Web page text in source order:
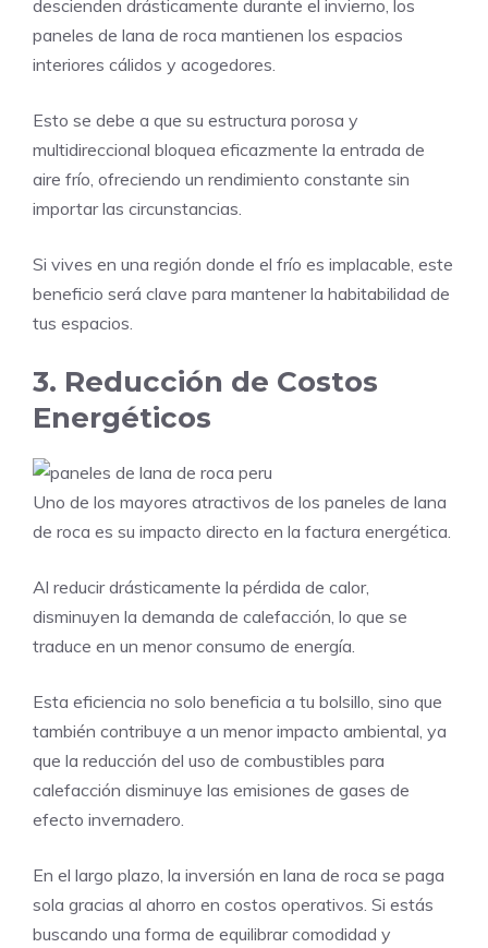
descienden drásticamente durante el invierno, los
paneles de lana de roca mantienen los espacios
interiores cálidos y acogedores.
Esto se debe a que su estructura porosa y
multidireccional bloquea eficazmente la entrada de
aire frío, ofreciendo un rendimiento constante sin
importar las circunstancias.
Si vives en una región donde el frío es implacable, este
beneficio será clave para mantener la habitabilidad de
tus espacios.
3. Reducción de Costos
Energéticos
Uno de los mayores atractivos de los paneles de lana
de roca es su impacto directo en la factura energética.
Al reducir drásticamente la pérdida de calor,
disminuyen la demanda de calefacción, lo que se
traduce en un menor consumo de energía.
Esta eficiencia no solo beneficia a tu bolsillo, sino que
también contribuye a un menor impacto ambiental, ya
que la reducción del uso de combustibles para
calefacción disminuye las emisiones de gases de
efecto invernadero.
En el largo plazo, la inversión en lana de roca se paga
sola gracias al ahorro en costos operativos. Si estás
buscando una forma de equilibrar comodidad y